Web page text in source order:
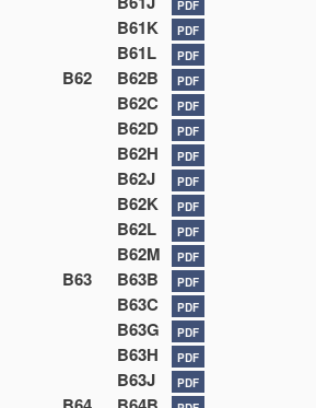
PDF
B61K PDF
B61L PDF
B62 B62B PDF
B62C PDF
B62D PDF
B62H PDF
B62J PDF
B62K PDF
B62L PDF
B62M PDF
B63 B63B PDF
B63C PDF
B63G PDF
B63H PDF
B63J PDF